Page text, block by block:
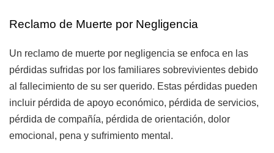
Reclamo de Muerte por Negligencia
Un reclamo de muerte por negligencia se enfoca en las
pérdidas sufridas por los familiares sobrevivientes debido
al fallecimiento de su ser querido. Estas pérdidas pueden
incluir pérdida de apoyo económico, pérdida de servicios,
pérdida de compañía, pérdida de orientación, dolor
emocional, pena y sufrimiento mental.